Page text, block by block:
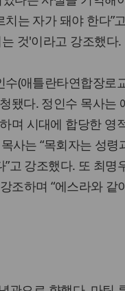
는 자가 돼야 한다”
것'이라고 강조했다.
(애틀란타연합장로
됐다. 정인수 목사는
며 시대에 합당한 영
사는 “목회자는 성령
고 강조했다. 또 최명
조하며 “에스라와 같